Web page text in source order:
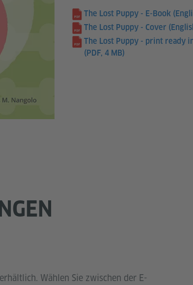
The Lost Puppy - E-Book
The Lost Puppy - Cover
The Lost Puppy - print ready
(PDF, 4 MB)
Wählen Sie zwischen der E-